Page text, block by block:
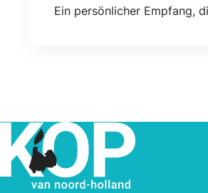
Ein persönlicher Empfang,